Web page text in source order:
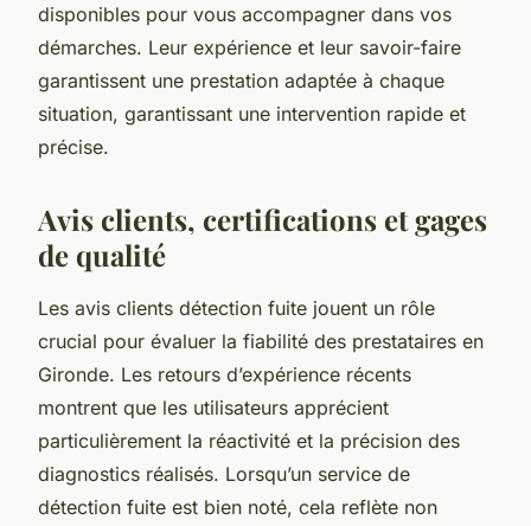
disponibles pour vous accompagner dans vos
démarches. Leur expérience et leur savoir-faire
garantissent une prestation adaptée à chaque
situation, garantissant une intervention rapide et
précise.
Avis clients, certifications et gages
de qualité
Les avis clients détection fuite jouent un rôle
crucial pour évaluer la fiabilité des prestataires en
Gironde. Les retours d’expérience récents
montrent que les utilisateurs apprécient
particulièrement la réactivité et la précision des
diagnostics réalisés. Lorsqu’un service de
détection fuite est bien noté, cela reflète non